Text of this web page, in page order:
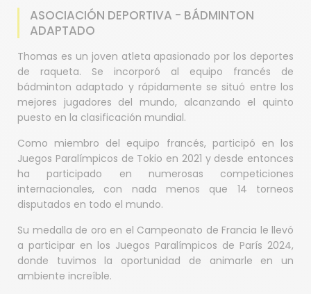
ASOCIACIÓN DEPORTIVA - BÁDMINTON
ADAPTADO
Thomas es un joven atleta apasionado por los deportes
de raqueta. Se incorporó al equipo francés de
bádminton adaptado y rápidamente se situó entre los
mejores jugadores del mundo, alcanzando el quinto
puesto en la clasificación mundial.
Como miembro del equipo francés, participó en los
Juegos Paralímpicos de Tokio en 2021 y desde entonces
ha participado en numerosas competiciones
internacionales, con nada menos que 14 torneos
disputados en todo el mundo.
Su medalla de oro en el Campeonato de Francia le llevó
a participar en los Juegos Paralímpicos de París 2024,
donde tuvimos la oportunidad de animarle en un
ambiente increíble.